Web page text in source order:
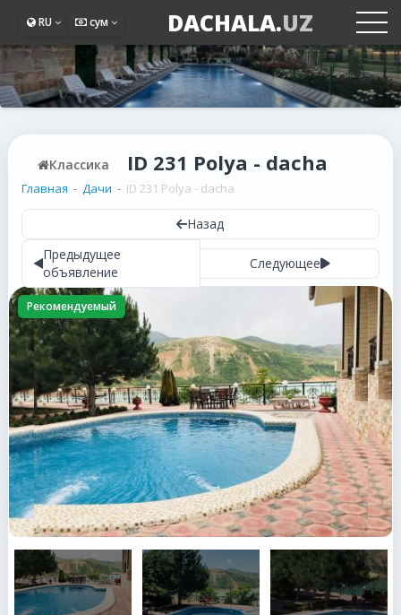
DACHALA.UZ
RU сум
Классика ID 231 Polya - dacha
Главная Дачи ID 231 Polya - dacha
Назад
Предыдущее
объявление
Следующее
Рекомендуемый